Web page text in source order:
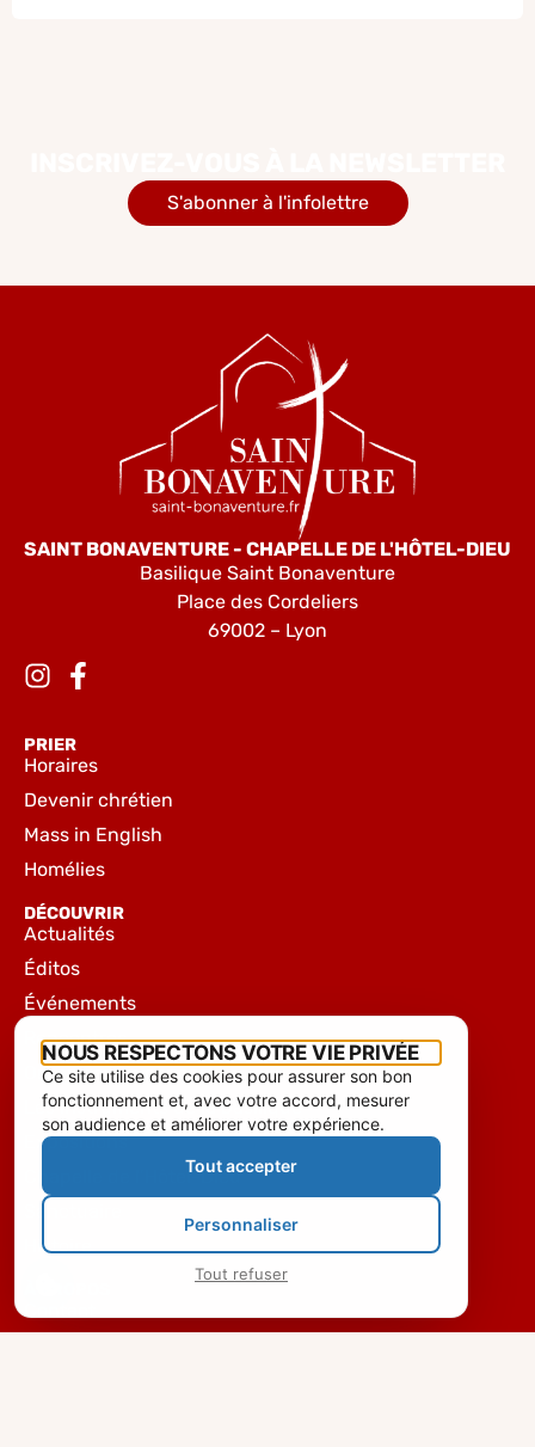
S'abonner à l'infolettre
SAINT BONAVENTURE - CHAPELLE DE L'HÔTEL-DIEU
Basilique Saint Bonaventure
Place des Cordeliers
69002 – Lyon
PRIER
Horaires
Devenir chrétien
Mass in English
Homélies
DÉCOUVRIR
Actualités
Éditos
Événements
Rencontres
Organiser un concert
Les instruments de la basilique
Expositions
Chapelle de l’Hôtel-Dieu
Histoire
Contact
NOUS RESPECTONS VOTRE VIE PRIVÉE
Ce site utilise des cookies pour assurer son bon
fonctionnement et, avec votre accord, mesurer
son audience et améliorer votre expérience.
Tout accepter
Tout refuser
Personnaliser